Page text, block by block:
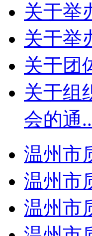
关于举
关于举
关于团
关于组
会的通
温州市
温州市
温州市